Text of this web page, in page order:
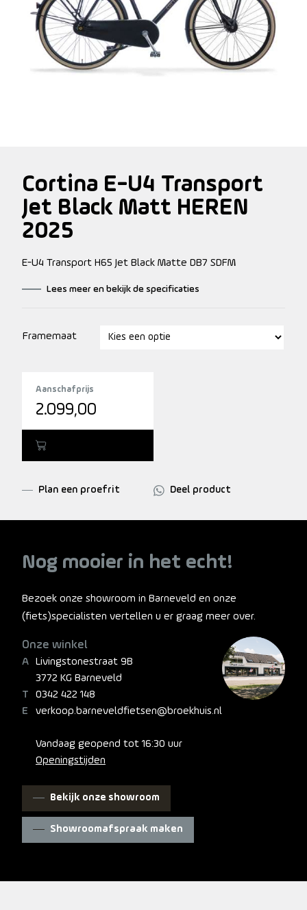
Cortina E-U4 Transport
Jet Black Matt HEREN
2025
E-U4 Transport H65 Jet Black Matte DB7 SDFM
Lees meer en bekijk de specificaties
Framemaat
Aanschafprijs
2.099,00
Plan een proefrit Deel product
Nog mooier in het echt!
Bezoek onze showroom in Barneveld en onze
(fiets)specialisten vertellen u er graag meer over.
Onze winkel
Livingstonestraat 9B
3772 KG Barneveld
0342 422 148
verkoop.barneveldfietsen@broekhuis.nl
Vandaag geopend tot 16:30 uur
Openingstijden
Bekijk onze showroom
Showroomafspraak maken